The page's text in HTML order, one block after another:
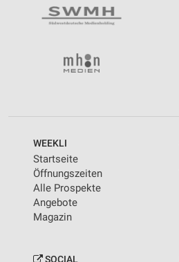
WEEKLI
Startseite
Öffnungszeiten
Alle Prospekte
Angebote
Magazin
SOCIAL